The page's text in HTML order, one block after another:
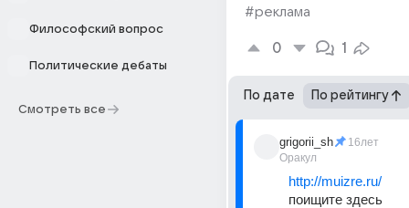
Философский вопрос
Политические дебаты
Смотреть все
#реклама
0 1
По дате По рейтингу
grigorii_sh
Оракул
16лет
http://muizre.ru/
поищите здесь